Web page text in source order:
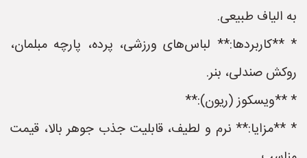
به الیاف طبیعی.
* **کاربردها:** لباس‌های ورزشی، پرده، پارچه مبلمان،
روکش صندلی، بنر.
* **ویسکوز (ریون):**
* **مزایا:** نرم و لطیف، قابلیت جذب جوهر بالا، قیمت